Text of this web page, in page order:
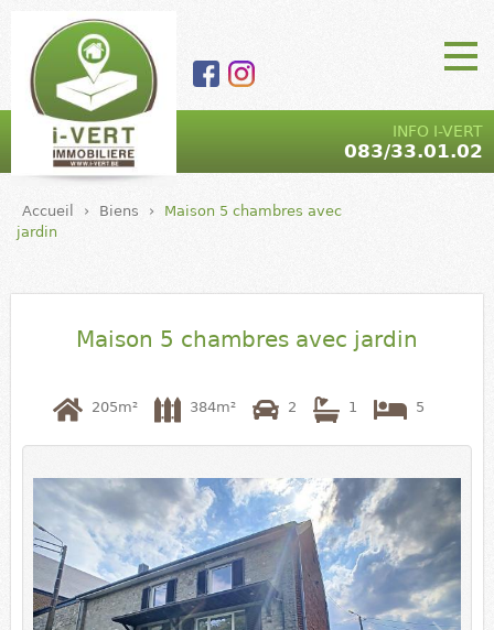
INFO I-VERT
083/33.01.02
I-VERT |
Agence
- marchand
5590 Ciney
Main Menu
Accueil › Biens ›
Maison 5 chambres avec
jardin
Maison 5 chambres avec jardin
205m² 384m² 2 1 5